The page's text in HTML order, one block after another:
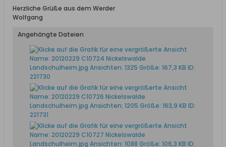
Herzliche Grüße aus dem Werder
Wolfgang
Angehängte Dateien